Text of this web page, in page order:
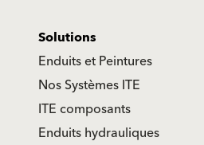
Solutions
Enduits et Peintures
Nos Systèmes ITE
ITE composants
Enduits hydrauliques